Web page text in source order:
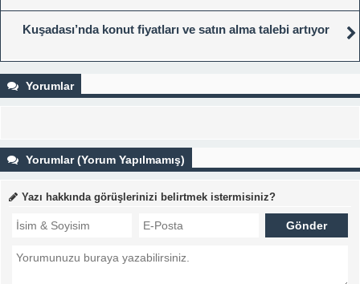
Kuşadası’nda konut fiyatları ve satın alma talebi artıyor
Yorumlar
Yorumlar (Yorum Yapılmamış)
Yazı hakkında görüşlerinizi belirtmek istermisiniz?